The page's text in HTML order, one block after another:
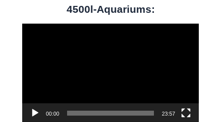
4500l-Aquariums:
00:00 23:57